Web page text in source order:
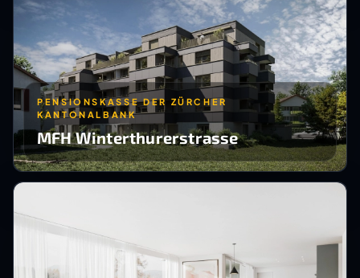
PENSIONSKASSE DER ZÜRCHER
KANTONALBANK
MFH Winterthurerstrasse